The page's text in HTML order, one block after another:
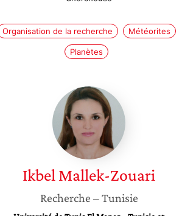
Organisation de la recherche Météorites
Planètes
Ikbel
Mallek-
Zouari
Ikbel Mallek-Zouari
Recherche – Tunisie